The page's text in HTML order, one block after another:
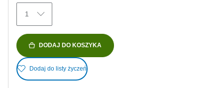
Recenzji
1
DODAJ DO KOSZYKA
Dodaj do listy życzeń